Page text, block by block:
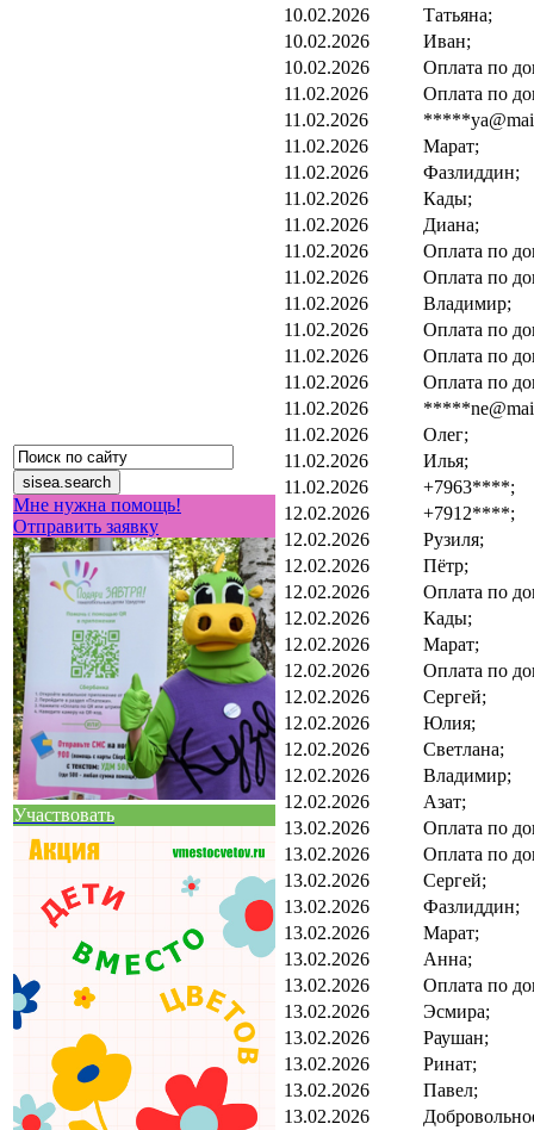
Мне нужна помощь!
Отправить заявку
Участвовать
10.02.2026
Татьяна;
10.02.2026
Иван;
10.02.2026
Оплата по
11.02.2026
Оплата по
11.02.2026
11.02.2026
Марат;
11.02.2026
Фазлиддин;
11.02.2026
Кады;
11.02.2026
Диана;
11.02.2026
Оплата по
11.02.2026
Оплата по
11.02.2026
Владимир;
11.02.2026
Оплата по
11.02.2026
Оплата по
11.02.2026
Оплата по
11.02.2026
11.02.2026
Олег;
11.02.2026
Илья;
11.02.2026
+7963****;
12.02.2026
+7912****;
12.02.2026
Рузиля;
12.02.2026
Пётр;
12.02.2026
Оплата по
12.02.2026
Кады;
12.02.2026
Марат;
12.02.2026
Оплата по
12.02.2026
Сергей;
12.02.2026
Юлия;
12.02.2026
Светлана;
12.02.2026
Владимир;
12.02.2026
Азат;
13.02.2026
Оплата по
13.02.2026
Оплата по
13.02.2026
Сергей;
13.02.2026
Фазлиддин;
13.02.2026
Марат;
13.02.2026
Анна;
13.02.2026
Оплата по
13.02.2026
Эсмира;
13.02.2026
Раушан;
13.02.2026
Ринат;
13.02.2026
Павел;
13.02.2026